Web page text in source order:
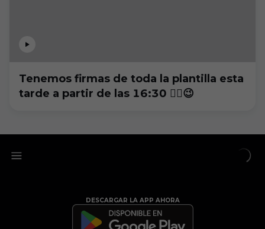
Tenemos firmas de toda la plantilla esta
tarde a partir de las 16:30 ✍🏼😉
DESCARGAR LA APP AHORA